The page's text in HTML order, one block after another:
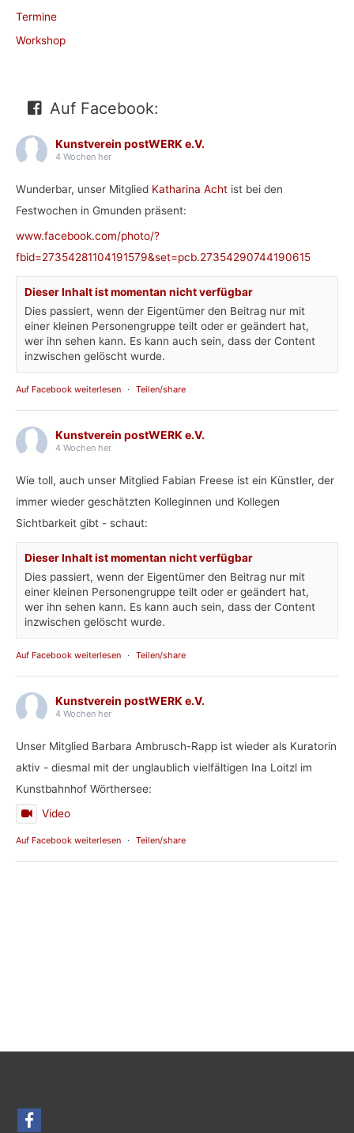
Termine
Workshop
Auf Facebook:
Kunstverein postWERK e.V.
4 Wochen her
Wunderbar, unser Mitglied Katharina Acht ist bei den
Festwochen in Gmunden präsent:
www.facebook.com/photo/?
fbid=27354281104191579&set=pcb.27354290744190615
Dieser Inhalt ist momentan nicht verfügbar
Dies passiert, wenn der Eigentümer den Beitrag nur mit
einer kleinen Personengruppe teilt oder er geändert hat,
wer ihn sehen kann. Es kann auch sein, dass der Content
inzwischen gelöscht wurde.
Auf Facebook weiterlesen · Teilen/share
Kunstverein postWERK e.V.
4 Wochen her
Wie toll, auch unser Mitglied Fabian Freese ist ein Künstler, der
immer wieder geschätzten Kolleginnen und Kollegen
Sichtbarkeit gibt - schaut:
Dieser Inhalt ist momentan nicht verfügbar
Dies passiert, wenn der Eigentümer den Beitrag nur mit
einer kleinen Personengruppe teilt oder er geändert hat,
wer ihn sehen kann. Es kann auch sein, dass der Content
inzwischen gelöscht wurde.
Auf Facebook weiterlesen · Teilen/share
Kunstverein postWERK e.V.
4 Wochen her
Unser Mitglied Barbara Ambrusch-Rapp ist wieder als Kuratorin
aktiv - diesmal mit der unglaublich vielfältigen Ina Loitzl im
Kunstbahnhof Wörthersee:
Video
Auf Facebook weiterlesen · Teilen/share